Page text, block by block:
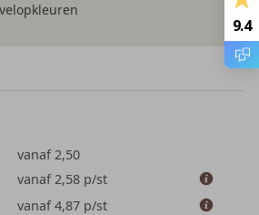
vanaf 2,50
vanaf 2,58 p/st
vanaf 4,87 p/st
9.4